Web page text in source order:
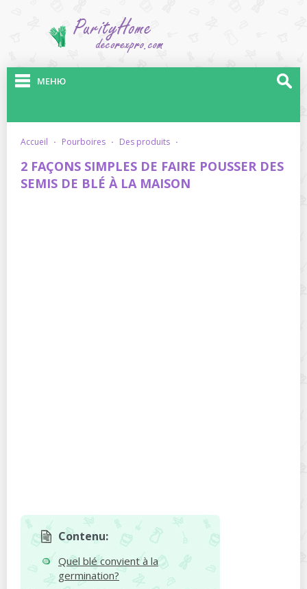
МЕНЮ
accueil · pourboires · des produits ·
2 FAÇONS SIMPLES DE FAIRE POUSSER DES
SEMIS DE BLÉ À LA MAISON
Contenu:
Quel blé convient à la
germination?